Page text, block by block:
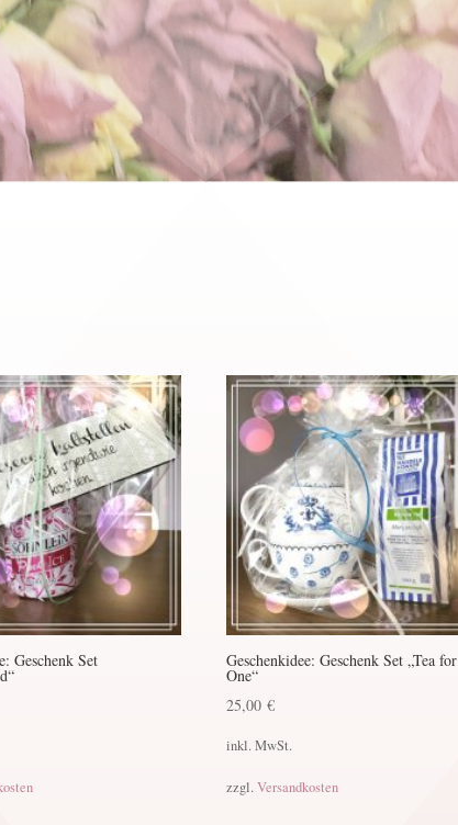
Geschenk Set Geschenkidee: Geschenk Set „Tea for
One“
25,00€
inkl. MwSt.
zzgl.Versandkosten